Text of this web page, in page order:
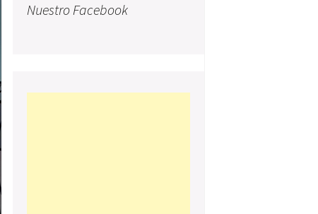
Nuestro Facebook